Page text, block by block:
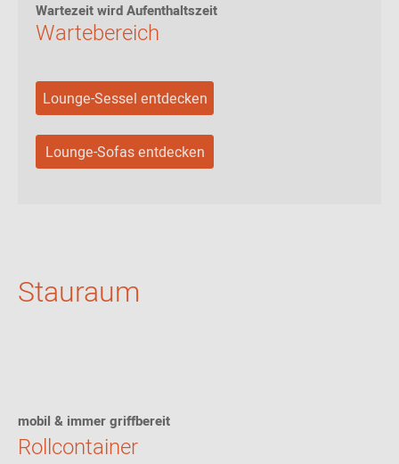
Wartezeit wird Aufenthaltszeit
Wartebereich
Lounge-Sessel entdecken
Lounge-Sofas entdecken
Stauraum
mobil & immer griffbereit
Rollcontainer